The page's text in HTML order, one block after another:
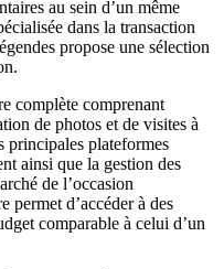
au sein d’un même
dans la transaction
propose une sélection
complète comprenant
de photos et de visites à
principales plateformes
ainsi que la gestion des
de l’occasion
permet d’accéder à des
comparable à celui d’un